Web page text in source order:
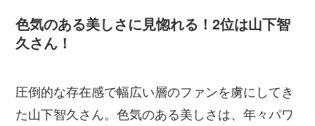
色気のある美しさに見惚れる！2位は山下智
久さん！
圧倒的な存在感で幅広い層のファンを虜にしてき
た山下智久さん。色気のある美しさは、年々パワ